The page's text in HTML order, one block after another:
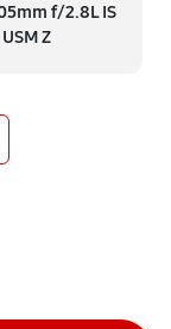
f/2.8L IS
USM Z